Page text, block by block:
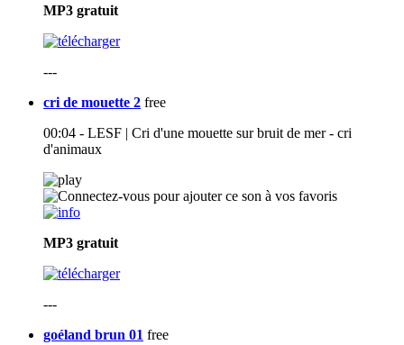
MP3 gratuit
---
cri de mouette 2 free
00:04 - LESF | Cri d'une mouette sur bruit de mer - cri
d'animaux
MP3 gratuit
---
goéland brun 01 free